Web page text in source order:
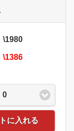
\1980
\1386
0
に入れる